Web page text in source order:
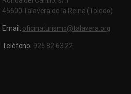
45600 Talavera de la Reina (Toledo)
Email: oficinaturismo@talavera.org
Teléfono: 925 82 63 22